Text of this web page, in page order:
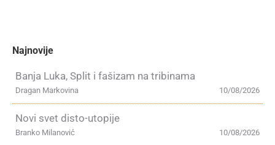
Najnovije
Banja Luka, Split i fašizam na tribinama
10/08/2026
Dragan Markovina
Novi svet disto-utopije
10/08/2026
Branko Milanović